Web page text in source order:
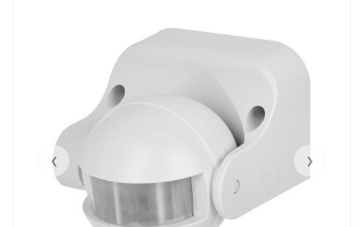
‹ ›